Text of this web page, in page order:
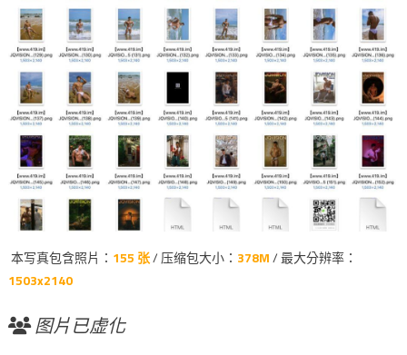
本写真包含照片： 155 张/ 压缩包大小： 378M/ 最大分辨率：
1503x2140
图片已虚化